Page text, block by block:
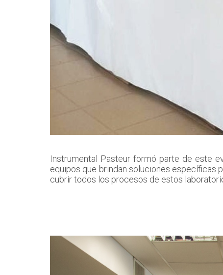
Instrumental Pasteur formó parte de este
equipos que brindan soluciones específicas
cubrir todos los procesos de estos